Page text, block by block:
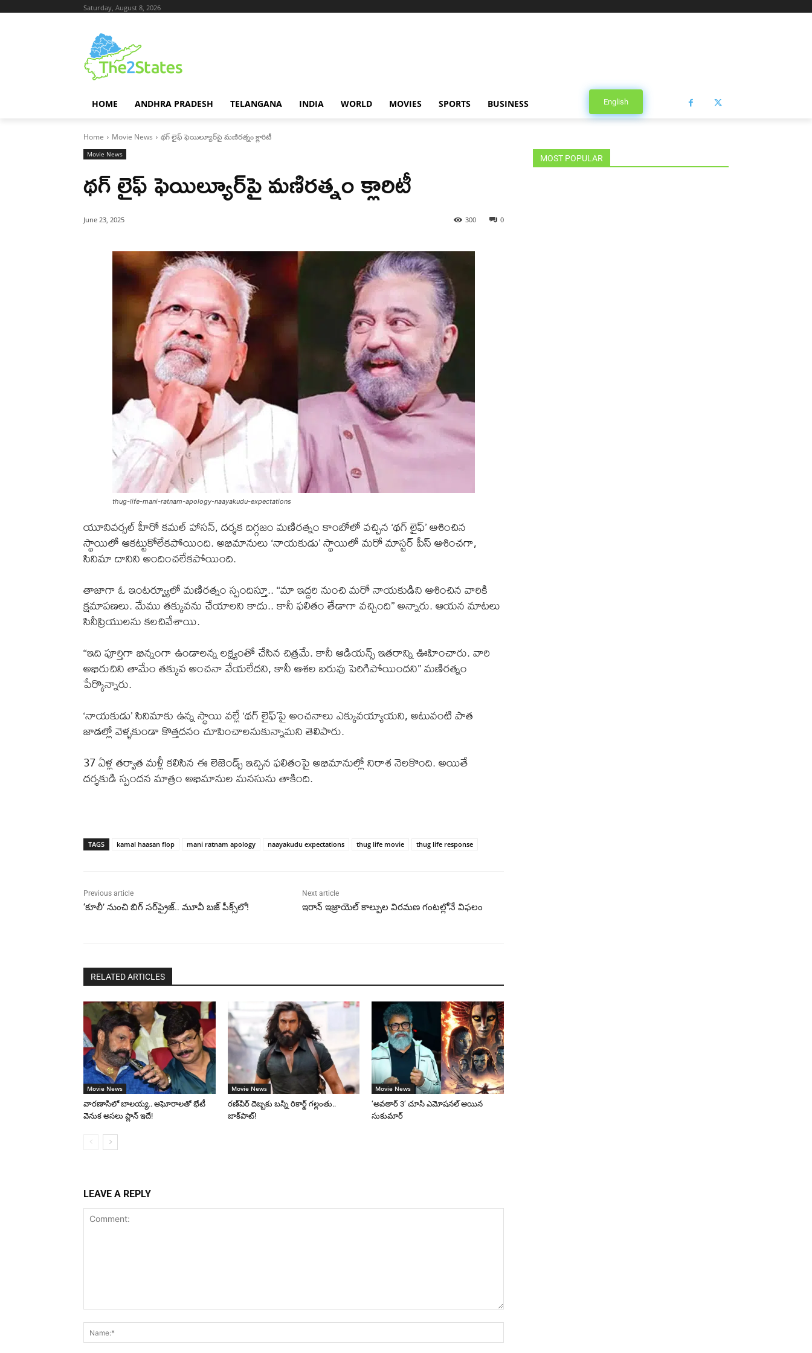
Saturday, August 8, 2026
HOME ANDHRA PRADESH TELANGANA INDIA WORLD MOVIES SPORTS BUSINESS English
Home Movie News థగ్ లైఫ్ ఫెయిల్యూర్‌పై మణిరత్నం క్లారిటీ
Movie News
థగ్ లైఫ్ ఫెయిల్యూర్‌పై మణిరత్నం క్లారిటీ
June 23, 2025 0
300
thug-life-mani-ratnam-apology-naayakudu-expectations
యూనివర్సల్ హీరో కమల్ హాసన్, దర్శక దిగ్గజం మణిరత్నం కాంబోలో వచ్చిన ‘థగ్ లైఫ్’ ఆశించిన
స్థాయిలో ఆకట్టుకోలేకపోయింది. అభిమానులు ‘నాయకుడు’ స్థాయిలో మరో మాస్టర్ పీస్‌ ఆశించగా,
సినిమా దానిని అందించలేకపోయింది.
తాజాగా ఓ ఇంటర్వ్యూలో మణిరత్నం స్పందిస్తూ.. ‘‘మా ఇద్దరి నుంచి మరో నాయకుడిని ఆశించిన వారికి
క్షమాపణలు. మేము తక్కువను చేయాలని కాదు.. కానీ ఫలితం తేడాగా వచ్చింది’’ అన్నారు. ఆయన మాటలు
సినీప్రియులను కలచివేశాయి.
‘‘ఇది పూర్తిగా భిన్నంగా ఉండాలన్న లక్ష్యంతో చేసిన చిత్రమే. కానీ ఆడియన్స్‌ ఇతరాన్ని ఊహించారు. వారి
అభిరుచిని తామేం తక్కువ అంచనా వేయలేదని, కానీ ఆశల బరువు పెరిగిపోయిందని’’ మణిరత్నం
పేర్కొన్నారు.
‘నాయకుడు’ సినిమాకు ఉన్న స్థాయి వల్లే ‘థగ్ లైఫ్’పై అంచనాలు ఎక్కువయ్యాయని, అటువంటి పాత
జాడల్లో వెళ్ళకుండా కొత్తదనం చూపించాలనుకున్నామని తెలిపారు.
37 ఏళ్ల తర్వాత మళ్లీ కలిసిన ఈ లెజెండ్స్‌ ఇచ్చిన ఫలితంపై అభిమానుల్లో నిరాశ నెలకొంది. అయితే
దర్శకుడి స్పందన మాత్రం అభిమానుల మనసును తాకింది.
TAGS kamal haasan flop mani ratnam apology naayakudu expectations thug life movie thug life response
Previous article
‘కూలీ’ నుంచి బిగ్ సర్‌ప్రైజ్.. మూవీ బజ్ పీక్స్‌లో!
Next article
ఇరాన్ ఇజ్రాయెల్ కాల్పుల విరమణ గంటల్లోనే విఫలం
RELATED ARTICLES
Movie News
వారణాసిలో బాలయ్య.. అఘోరాలతో భేటీ
వెనుక అసలు ప్లాన్ ఇదే!
Movie News
రణ్‌వీర్ దెబ్బకు బన్నీ రికార్డ్ గల్లంతు..
జాక్‌పాట్!
Movie News
‘అవతార్ 3’ చూసి ఎమోషనల్ అయిన
సుకుమార్
LEAVE A REPLY
MOST POPULAR